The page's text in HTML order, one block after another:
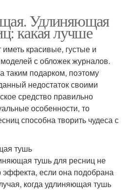
Удлиняющая
какая лучше
красивые, густые и
с обложек журналов.
таким подарком, поэтому
недостаток своими
средство правильно
особенности, то
способна творить чудеса с
тушь
тушь для ресниц не
если она подобрана
когда удлиняющая тушь